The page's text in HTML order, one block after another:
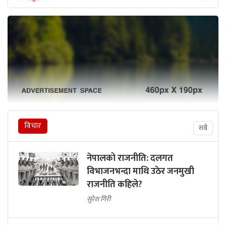
विचार सबै
नेपालको राजनीति: दलगत
विभाजनभन्दा माथि उठेर जनमुखी
राजनीति कहिले?
सुरेश गिरी